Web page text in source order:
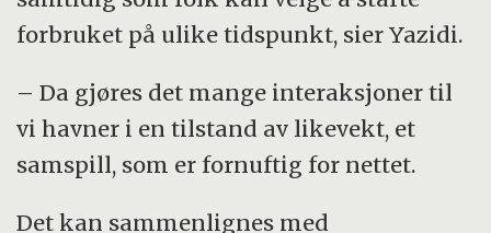
forbruket på ulike tidspunkt, sier Yazidi.
– Da gjøres det mange interaksjoner til
vi havner i en tilstand av likevekt, et
samspill, som er fornuftig for nettet.
Det kan sammenlignes med